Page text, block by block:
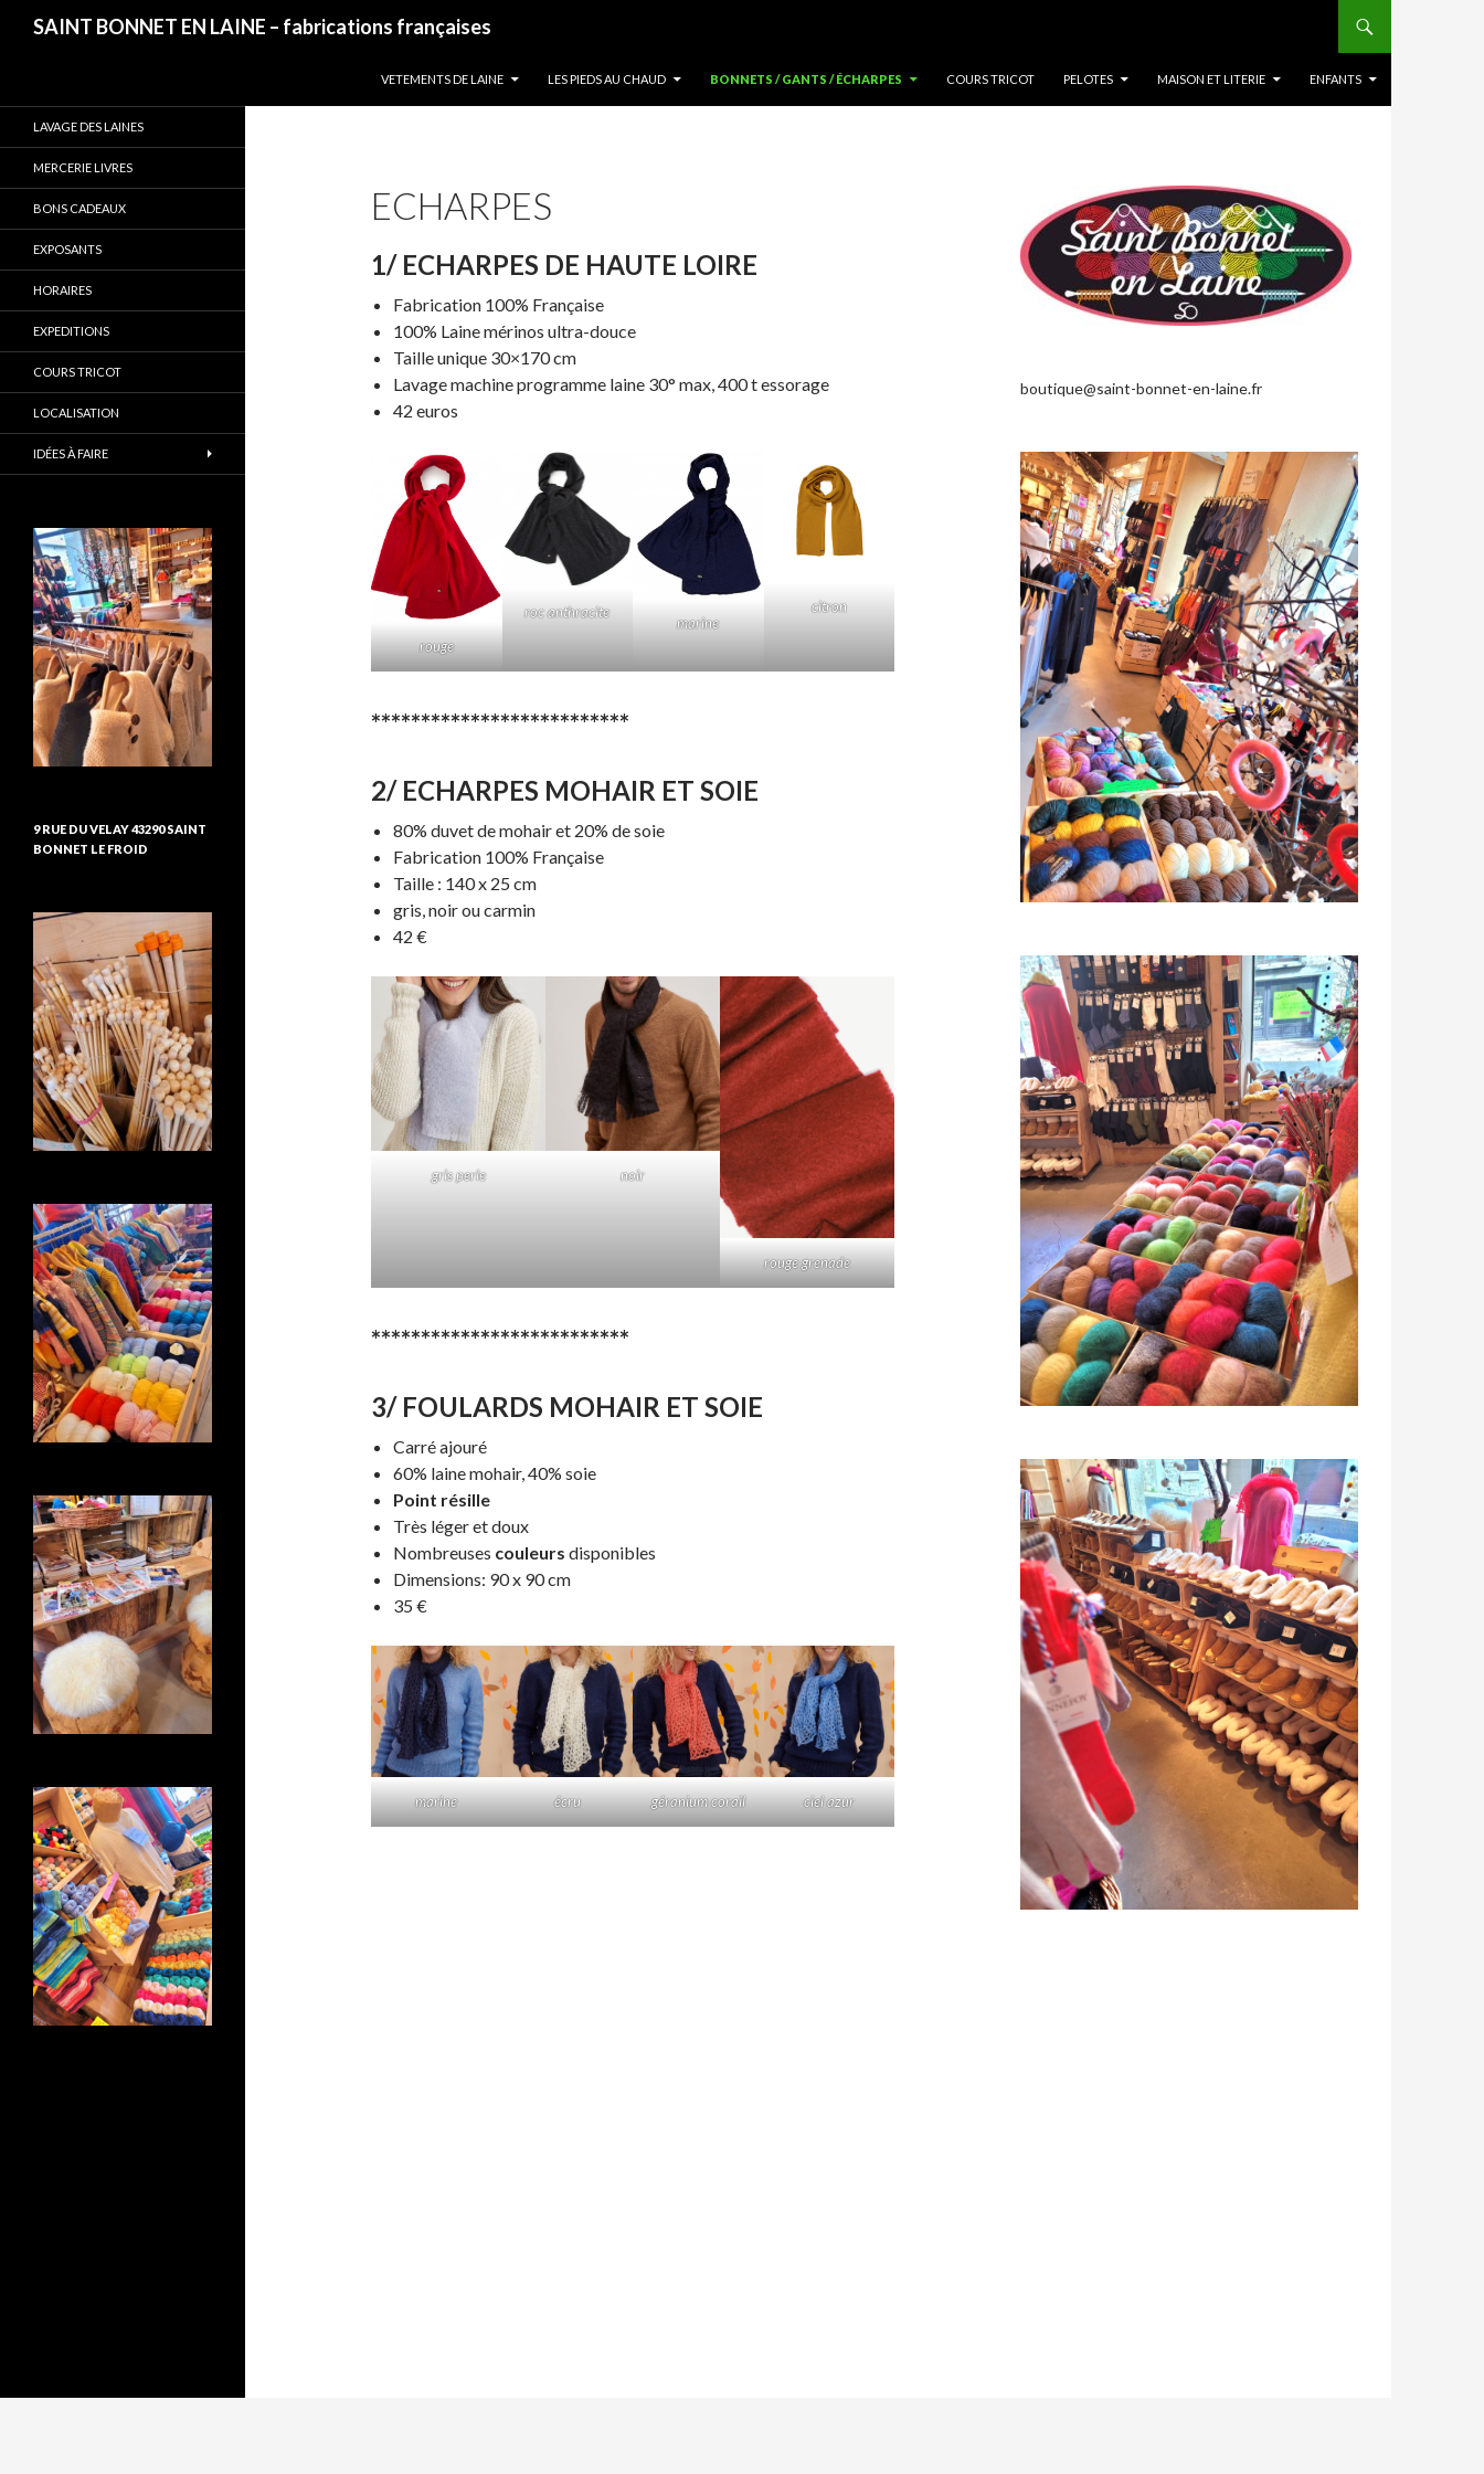
SAINT BONNET EN LAINE – fabrications françaises
VETEMENTS DE LAINE
LES PIEDS AU CHAUD BONNETS / GANTS / ÉCHARPES COURS TRICOT PELOTES MAISON ET LITERIE ENFANTS
ECHARPES
1/ ECHARPES DE HAUTE LOIRE
Fabrication 100% Française
100% Laine mérinos ultra-douce
Taille unique 30×170 cm
Lavage machine programme laine 30° max, 400 t essorage
42 euros
rouge
roc anthracite
marine
citron
**************************
2/ ECHARPES MOHAIR ET SOIE
80% duvet de mohair et 20% de soie
Fabrication 100% Française
Taille : 140 x 25 cm
gris, noir ou carmin
42 €
gris perle noir
rouge grenade
**************************
3/ FOULARDS MOHAIR ET SOIE
Carré ajouré
60% laine mohair, 40% soie
Point résille
Très léger et doux
Nombreuses couleurs disponibles
Dimensions: 90 x 90 cm
35 €
marine écru géranium corail ciel azur
boutique@saint-bonnet-en-laine.fr
LAVAGE DES LAINES
MERCERIE LIVRES
BONS CADEAUX
EXPOSANTS
HORAIRES
EXPEDITIONS
COURS TRICOT
LOCALISATION
IDÉES À FAIRE
9 RUE DU VELAY 43290 SAINT
BONNET LE FROID